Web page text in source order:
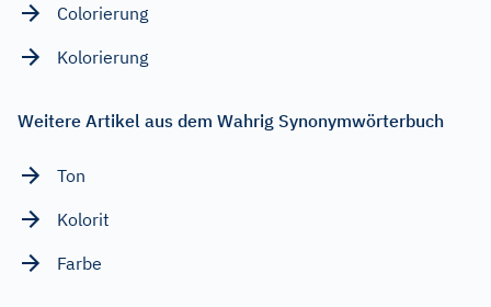
Colorierung
Kolorierung
Weitere Artikel aus dem Wahrig Synonymwörterbuch
Ton
Kolorit
Farbe